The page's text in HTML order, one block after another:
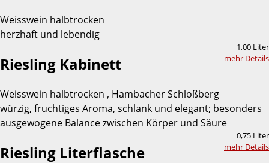
Weisswein halbtrocken
herzhaft und lebendig
1,00 Liter
mehr Details
Riesling Kabinett
Weisswein halbtrocken , Hambacher Schloßberg
würzig, fruchtiges Aroma, schlank und elegant; besonders
ausgewogene Balance zwischen Körper und Säure
0,75 Liter
mehr Details
Riesling Literflasche